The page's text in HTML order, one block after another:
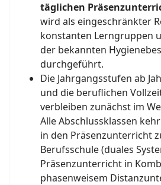
täglichen
wird als eingeschränkter
konstanten Lerngruppen
der bekannten
durchgeführt.
Die Jahrgangsstufen ab
und die beruflichen
verbleiben zunächst im
Alle Abschlussklassen
in den Präsenzunterricht
Berufsschule (duales
Präsenzunterricht in
phasenweisem